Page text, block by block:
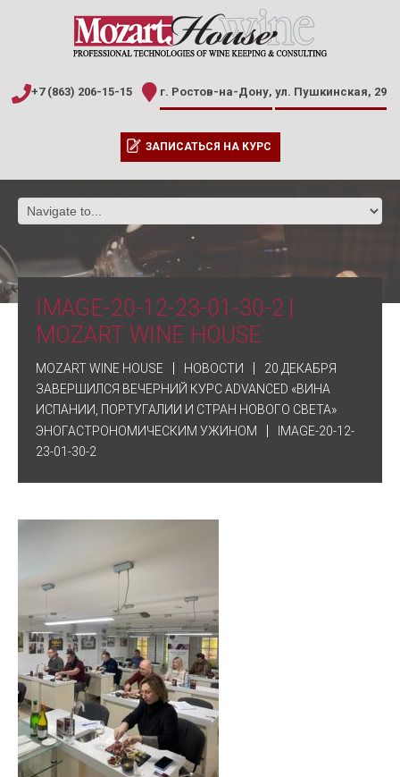
+7 (863) 206-15-15 г. Ростов-на-Дону, ул. Пушкинская, 29
ЗАПИСАТЬСЯ НА КУРС
IMAGE-20-12-23-01-30-2 |
MOZART WINE HOUSE
MOZART WINE HOUSE НОВОСТИ
20 ДЕКАБРЯ
ЗАВЕРШИЛСЯ ВЕЧЕРНИЙ КУРС ADVANCED «ВИНА
ИСПАНИИ, ПОРТУГАЛИИ И СТРАН НОВОГО СВЕТА»
ЭНОГАСТРОНОМИЧЕСКИМ УЖИНОМ
IMAGE-20-12-
23-01-30-2